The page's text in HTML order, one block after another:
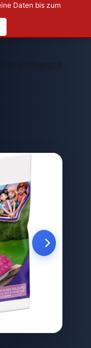
Daten bis zum
Pralinenschachtel